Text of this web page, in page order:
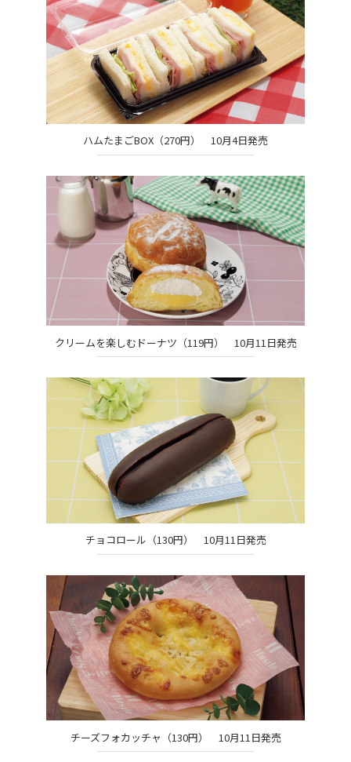
ハムたまごBOX（270円） 10月4日発売
クリームを楽しむドーナツ（119円） 10月11日発売
チョコロール（130円） 10月11日発売
チーズフォカッチャ（130円） 10月11日発売